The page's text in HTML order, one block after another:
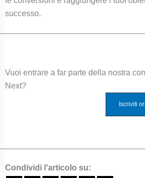
successo.
Vuoi entrare a far parte della nostra
Next?
Iscriviti
Condividi l'articolo su: